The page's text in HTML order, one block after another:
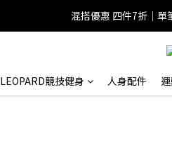
混搭優惠 四件7折｜單
LEOPARD競技健身 人身配件